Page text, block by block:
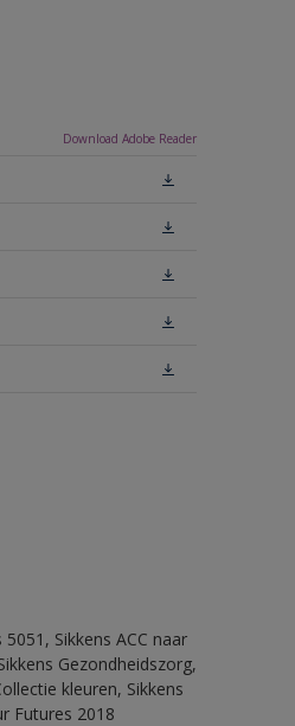
Download Adobe Reader
Sikkens ACC naar
Gezondheidszorg,
kleuren, Sikkens
Futures 2018